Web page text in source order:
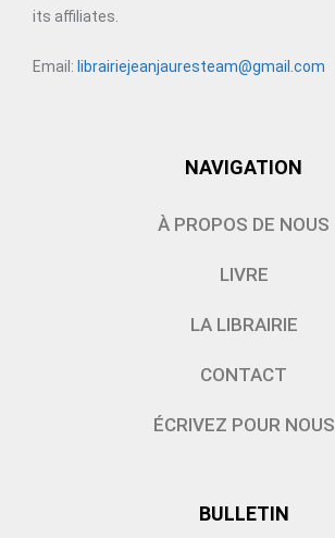
its affiliates.
Email: librairiejeanjauresteam@gmail.com
NAVIGATION
À PROPOS DE NOUS
LIVRE
LA LIBRAIRIE
CONTACT
ÉCRIVEZ POUR NOUS
BULLETIN